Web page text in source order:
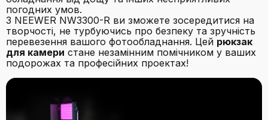
погодних умов.
З NEEWER NW3300-R ви зможете зосередитися на
творчості, не турбуючись про безпеку та зручність
перевезення вашого фотообладнання. Цей рюкзак
для камери стане незамінним помічником у ваших
подорожах та професійних проектах!